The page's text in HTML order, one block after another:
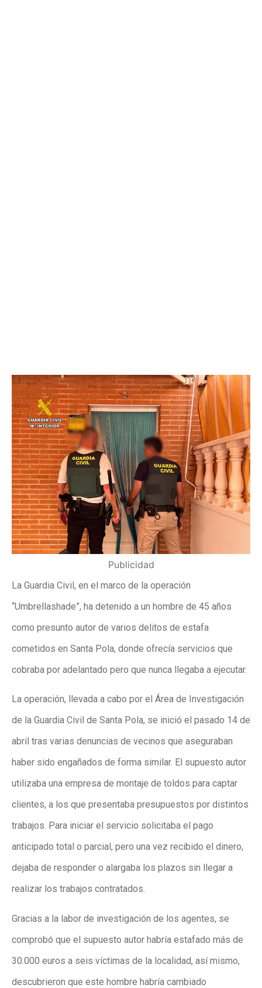
Publicidad
La Guardia Civil, en el marco de la operación
“Umbrellashade”, ha detenido a un hombre de 45 años
como presunto autor de varios delitos de estafa
cometidos en Santa Pola, donde ofrecía servicios que
cobraba por adelantado pero que nunca llegaba a ejecutar.
La operación, llevada a cabo por el Área de Investigación
de la Guardia Civil de Santa Pola, se inició el pasado 14 de
abril tras varias denuncias de vecinos que aseguraban
haber sido engañados de forma similar. El supuesto autor
utilizaba una empresa de montaje de toldos para captar
clientes, a los que presentaba presupuestos por distintos
trabajos. Para iniciar el servicio solicitaba el pago
anticipado total o parcial, pero una vez recibido el dinero,
dejaba de responder o alargaba los plazos sin llegar a
realizar los trabajos contratados.
Gracias a la labor de investigación de los agentes, se
comprobó que el supuesto autor habría estafado más de
30.000 euros a seis víctimas de la localidad, así mismo,
descubrieron que este hombre habría cambiado